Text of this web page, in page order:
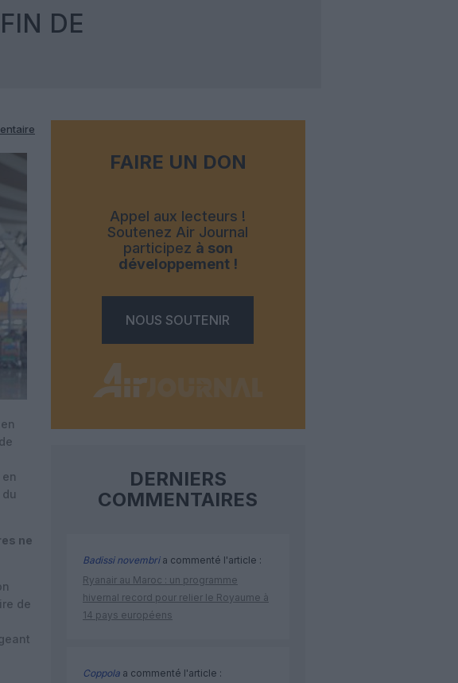
DE
ne
de
FAIRE UN DON
Appel aux lecteurs !
Soutenez Air Journal
participez à son
développement !
NOUS SOUTENIR
DERNIERS
COMMENTAIRES
Badissi novembria commenté l'article :
Ryanair au Maroc : un programme
hivernal record pour relier le Royaume à
14 pays européens
Coppola a commenté l'article :